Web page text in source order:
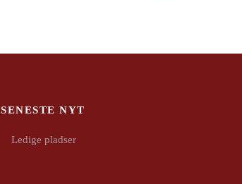
SENESTE NYT
Ledige pladser